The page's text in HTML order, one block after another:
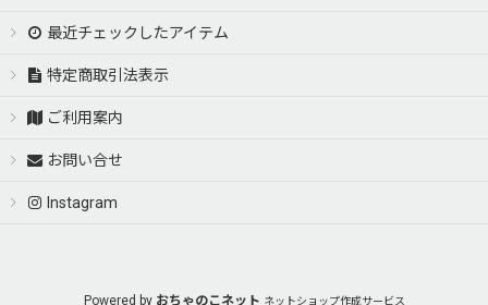
最近チェックしたアイテム
特定商取引法表示
ご利用案内
お問い合せ
Instagram
Powered by おちゃのこネット ネットショップ作成サービス